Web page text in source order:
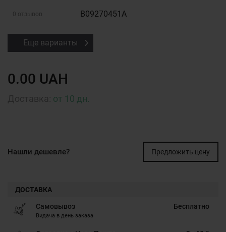
0 отзывов B09270451A
Еще варианты
0.00 UAH
от 10 дн.
Нашли дешевле? Предложить цену
ДОСТАВКА
Самовывоз
Видача в день заказа
Бесплатно